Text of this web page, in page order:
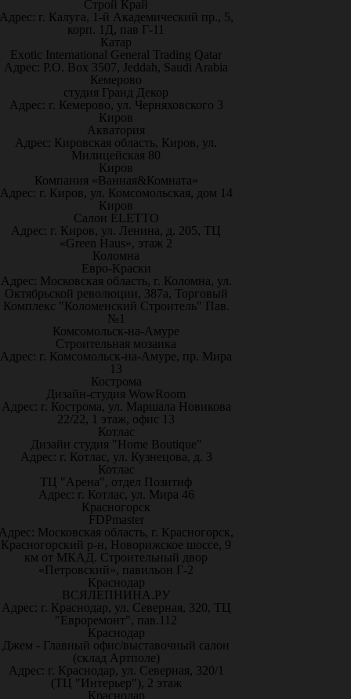
Строй Край
г. Калуга, 1-й Академический пр., 5,
корп. 1Д, пав Г-11
Катар
Exotic International General Trading Qatar
Адрес: P.O. Box 3507, Jeddah, Saudi Arabia
Кемерово
студия Гранд Декор
Адрес: г. Кемерово, ул. Черняховского 3
Киров
Акватория
Адрес: Кировская область, Киров, ул.
Милицейская 80
Киров
Компания «Ванная&Комната»
Адрес: г. Киров, ул. Комсомольская, дом 14
Киров
Салон ELETTO
Адрес: г. Киров, ул. Ленина, д. 205, ТЦ
«Green Haus», этаж 2
Коломна
Евро-Краски
Адрес: Московская область, г. Коломна, ул.
Октябрьской революции, 387а, Торговый
Комплекс "Коломенский Строитель" Пав.
№1
Комсомольск-на-Амуре
Строительная мозаика
Адрес: г. Комсомольск-на-Амуре, пр. Мира
13
Кострома
Дизайн-студия WowRoom
Адрес: г. Кострома, ул. Маршала Новикова
22/22, 1 этаж, офис 13
Котлас
Дизайн студия "Home Boutique"
Адрес: г. Котлас, ул. Кузнецова, д. 3
Котлас
ТЦ "Арена", отдел Позитиф
Адрес: г. Котлас, ул. Мира 46
Красногорск
FDPmaster
Московская область, г. Красногорск,
Красногорский р-н, Новорижское шоссе, 9
км от МКАД. Строительный двор
«Петровский», павильон Г-2
Краснодар
ВСЯЛЕПНИНА.РУ
Адрес: г. Краснодар, ул. Северная, 320, ТЦ
"Евроремонт", пав.112
Краснодар
Джем - Главный офис/выставочный салон
(склад Артполе)
Адрес: г. Краснодар, ул. Северная, 320/1
(ТЦ "Интерьер"), 2 этаж
Краснодар